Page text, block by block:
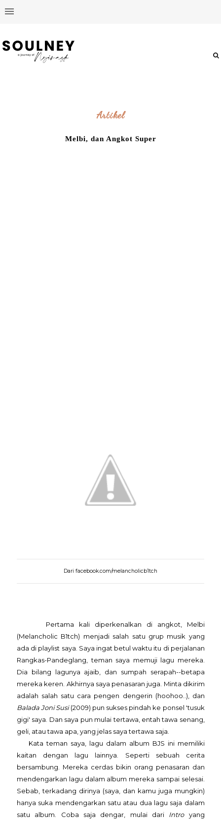
Artikel
Melbi, dan Angkot Super
Dari facebook.com/melancholicb1tch
Pertama kali diperkenalkan di angkot, Melbi
(Melancholic B1tch) menjadi salah satu grup musik yang
ada di playlist saya. Saya ingat betul waktu itu di perjalanan
Rangkas-Pandeglang, teman saya memuji lagu mereka.
Dia bilang lagunya ajaib, dan sumpah serapah--betapa
mereka keren. Akhirnya saya penasaran juga. Minta dikirim
adalah salah satu cara pengen dengerin (hoohoo..), dan
Balada Joni Susi(2009) pun sukses pindah ke ponsel 'tusuk
gigi' saya. Dan saya pun mulai tertawa, entah tawa senang,
geli, atau tawa apa, yang jelas saya tertawa saja.
Kata teman saya, lagu dalam album BJS ini memiliki
kaitan dengan lagu lainnya. Seperti sebuah cerita
bersambung. Mereka cerdas bikin orang penasaran dan
mendengarkan lagu dalam album mereka sampai selesai.
Sebab, terkadang dirinya (saya, dan kamu juga mungkin)
hanya suka mendengarkan satu atau dua lagu saja dalam
satu album. Coba saja dengar, mulai dari Introyang